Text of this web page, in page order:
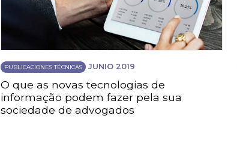
PUBLICACIONES TÉCNICAS JUNIO 2019
O que as novas tecnologias de
informação podem fazer pela sua
sociedade de advogados